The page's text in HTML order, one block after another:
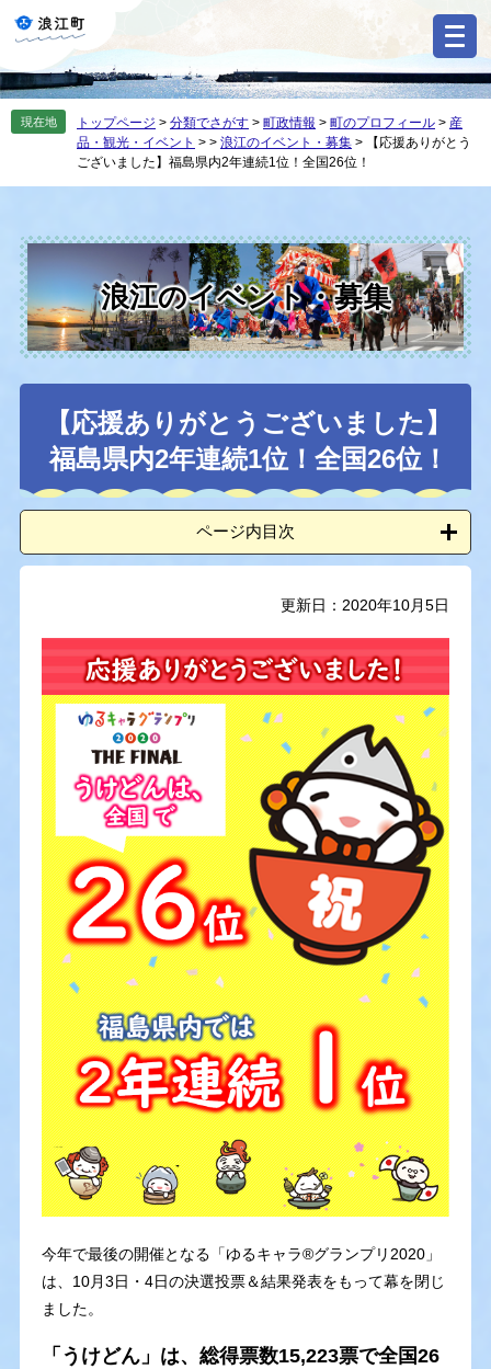
の
先
ー
を
現在地 トップページ > 分類でさがす > 町政情報 > 町のプロフィール > 産
品・観光・イベント > > 浪江のイベント・募集 >
【応援ありがとう
ございました】福島県内2年連続1位！全国26位！
浪江のイベント・募集
本
【応援ありがとうございました】
福島県内2年連続1位！全国26位！
ページ内目次
更新日：2020年10月5日
今年で最後の開催となる「ゆるキャラ®グランプリ2020」
は、10月3日・4日の決選投票＆結果発表をもって幕を閉じ
ました。
「うけどん」は、総得票数15,223票で全国26